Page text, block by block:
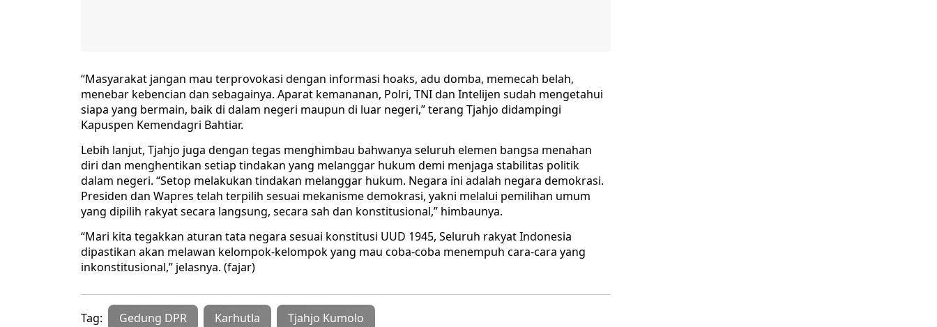
“Masyarakat jangan mau terprovokasi dengan informasi hoaks, adu domba, memecah belah,
menebar kebencian dan sebagainya. Aparat kemananan, Polri, TNI dan Intelijen sudah mengetahui
siapa yang bermain, baik di dalam negeri maupun di luar negeri,” terang Tjahjo didampingi
Kapuspen Kemendagri Bahtiar.
Lebih lanjut, Tjahjo juga dengan tegas menghimbau bahwanya seluruh elemen bangsa menahan
diri dan menghentikan setiap tindakan yang melanggar hukum demi menjaga stabilitas politik
dalam negeri. “Setop melakukan tindakan melanggar hukum. Negara ini adalah negara demokrasi.
Presiden dan Wapres telah terpilih sesuai mekanisme demokrasi, yakni melalui pemilihan umum
yang dipilih rakyat secara langsung, secara sah dan konstitusional,” himbaunya.
“Mari kita tegakkan aturan tata negara sesuai konstitusi UUD 1945, Seluruh rakyat Indonesia
dipastikan akan melawan kelompok-kelompok yang mau coba-coba menempuh cara-cara yang
inkonstitusional,” jelasnya. (fajar)
Tag: Gedung DPR Karhutla Tjahjo Kumolo